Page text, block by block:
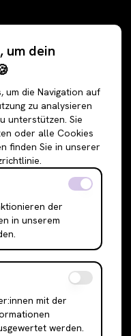
Röcke
Röcke
Kleider
Kleider
um dein
um die Navigation auf
zu analysieren
unterstützen. Sie
oder alle Cookies
finden Sie in unserer
der
in unserem
mit der
werden.